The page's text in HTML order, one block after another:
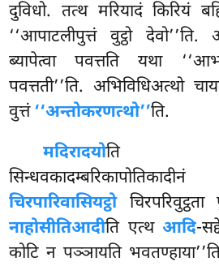
दुविधो. तत्थ मरियादं किरियं
‘‘आपाटलीपुत्तं वुट्ठो
ब्यापेत्वा पवत्तति यथा
पवत्तती’’ति. अभिविधिअत्थो
वुत्तं‘‘अन्तोकरणत्थो’’ति.
मदिरादयो
चिरपारिवासियट्ठोचिरपरिवुट्ठता
नाहोसीतिआदीति एत्थ आदि-
कोटि न पञ्ञायति